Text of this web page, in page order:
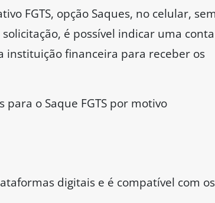
FGTS, opção Saques, no celular,
é possível indicar uma
instituição financeira para receber os
o Saque FGTS por motivo
digitais e é compatível com os